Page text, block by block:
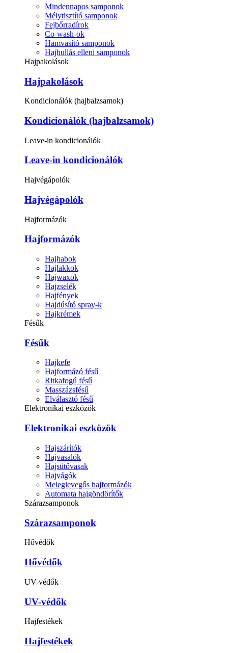
Mindennapos samponok
Mélytisztító samponok
Fejbőrradírok
Co-wash-ok
Hamvasító samponok
Hajhullás elleni samponok
Hajpakolások
Hajpakolások
Kondicionálók (hajbalzsamok)
Kondicionálók (hajbalzsamok)
Leave-in kondicionálók
Leave-in kondicionálók
Hajvégápolók
Hajvégápolók
Hajformázók
Hajformázók
Hajhabok
Hajlakkok
Hajwaxok
Hajzselék
Hajfények
Hajdúsító spray-k
Hajkrémek
Fésűk
Fésűk
Hajkefe
Hajformázó fésű
Ritkafogú fésű
Masszázsfésű
Elválasztó fésű
Elektronikai eszközök
Elektronikai eszközök
Hajszárítók
Hajvasalók
Hajsütővasak
Hajvágók
Meleglevegős hajformázók
Automata hajgöndörítők
Szárazsamponok
Szárazsamponok
Hővédők
Hővédők
UV-védők
UV-védők
Hajfestékek
Hajfestékek